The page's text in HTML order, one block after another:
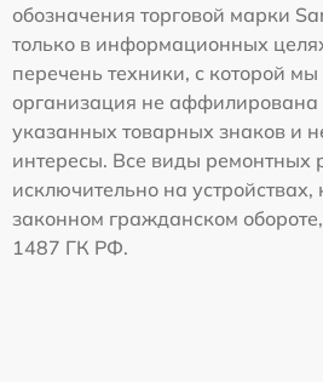
обозначения торговой марки
только в информационных
перечень техники, с которой
организация не аффилирована
указанных товарных знаков и
интересы. Все виды ремонтных
исключительно на
законном гражданском обороте,
1487 ГК РФ.